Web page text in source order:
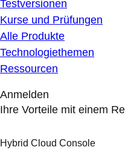
Testversionen
Kurse und Prüfungen
Alle Produkte
Technologiethemen
Ressourcen
Anmelden
Ihre Vorteile mit einem
Hybrid Cloud Console